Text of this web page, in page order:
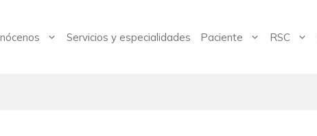
Servicios y especialidades Paciente RSC